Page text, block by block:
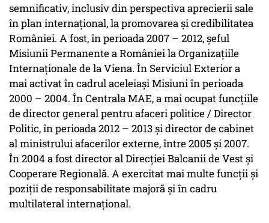
semnificativ, inclusiv din perspectiva aprecierii sale
în plan internațional, la promovarea și credibilitatea
României. A fost, în perioada 2007 – 2012, șeful
Misiunii Permanente a României la Organizațiile
Internaționale de la Viena. În Serviciul Exterior a
mai activat în cadrul aceleiași Misiuni în perioada
2000 – 2004. În Centrala MAE, a mai ocupat funcțiile
de director general pentru afaceri politice / Director
Politic, în perioada 2012 – 2013 și director de cabinet
al ministrului afacerilor externe, între 2005 și 2007.
În 2004 a fost director al Direcției Balcanii de Vest și
Cooperare Regională. A exercitat mai multe funcții și
poziții de responsabilitate majoră și în cadru
multilateral internațional.